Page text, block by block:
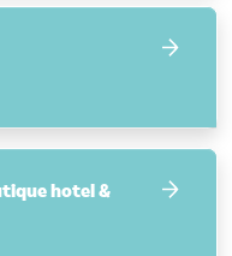
hotel &